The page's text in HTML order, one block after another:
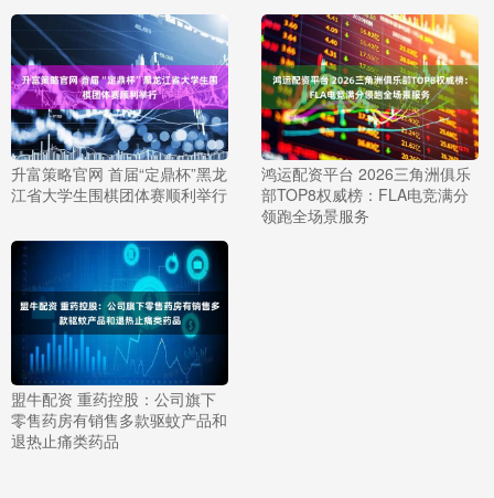
升富策略官网 首届“定鼎杯”黑龙
江省大学生围棋团体赛顺利举行
鸿运配资平台 2026三角洲俱乐
部TOP8权威榜：FLA电竞满分
领跑全场景服务
盟牛配资 重药控股：公司旗下
零售药房有销售多款驱蚊产品和
退热止痛类药品